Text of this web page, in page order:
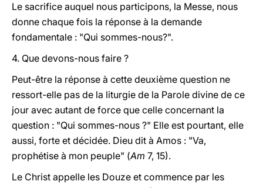
Le sacrifice auquel nous participons, la Messe, nous
donne chaque fois la réponse à la demande
fondamentale : "Qui sommes-nous?".
4. Que devons-nous faire ?
Peut-être la réponse à cette deuxième question ne
ressort-elle pas de la liturgie de la Parole divine de ce
jour avec autant de force que celle concernant la
question : "Qui sommes-nous ?" Elle est pourtant, elle
aussi, forte et décidée. Dieu dit à Amos : "Va,
prophétise à mon peuple" (Am 7, 15).
Le Christ appelle les Douze et commence par les